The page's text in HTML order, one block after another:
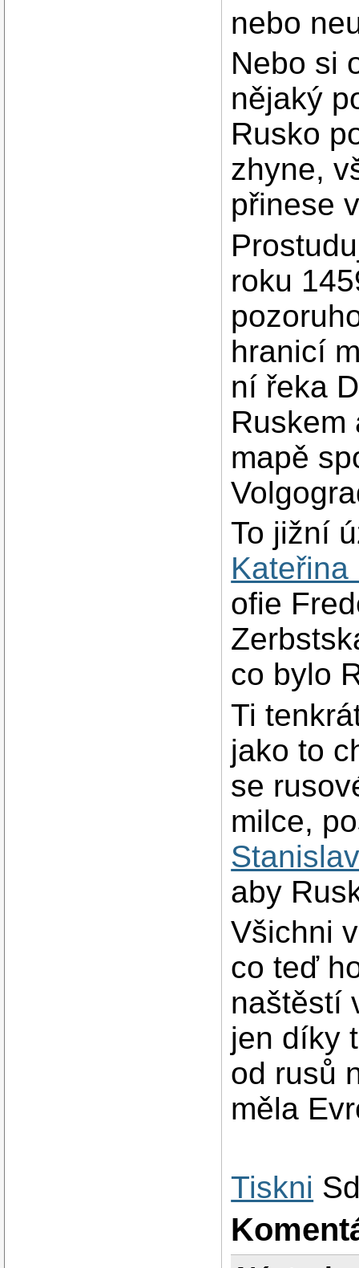
nebo
Nebo si
nějaký
Rusko
zhyne,
přinese
roku
hranicí
ní řeka
Ruskem
mapě
To jižní
Kateřina
ofie
co bylo
Ti
jako to
se
milce,
aby
Všichni
co teď
naštěstí
jen díky
od rusů
měla
Tiskni